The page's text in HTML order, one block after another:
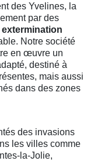
des Yvelines, la
par des
extermination
Notre société
en œuvre un
destiné à
mais aussi
dans des zones
des invasions
les villes comme
la-Jolie,